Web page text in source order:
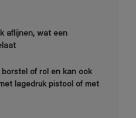
aflijnen, wat een
of rol en kan ook
lagedruk pistool of met